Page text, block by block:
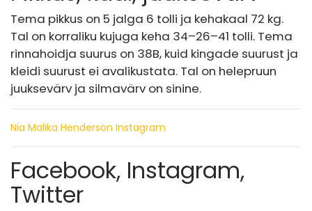
Tema pikkus on 5 jalga 6 tolli ja kehakaal 72 kg.
Tal on korraliku kujuga keha 34–26–41 tolli. Tema
rinnahoidja suurus on 38B, kuid kingade suurust ja
kleidi suurust ei avalikustata. Tal on helepruun
juuksevärv ja silmavärv on sinine.
Nia Malika Henderson Instagram
Facebook, Instagram,
Twitter